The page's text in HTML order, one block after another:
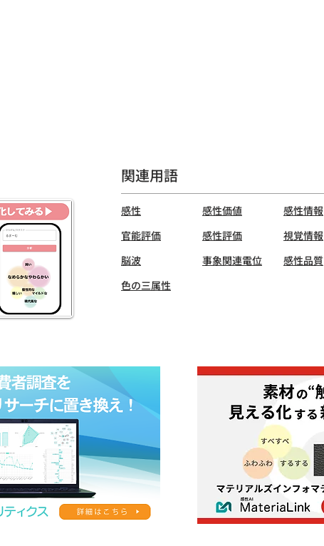
関連用語
感性
官能評価
脳波
色の三属性
感性価値
感性評価
事象関連電位
感性情報
視覚情報
感性品質